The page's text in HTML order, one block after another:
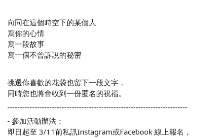
向同在這個時空下的某個人
寫你的心情
寫一段故事
寫一個不曾訴說的秘密
挑選你喜歡的花袋也留下一段文字，
同時您也將會收到一份匿名的祝福。
-------------------------------------------------------------------------
- 參加活動辦法：
即日起至 3/11前私訊Instagram或Facebook 線上報名，